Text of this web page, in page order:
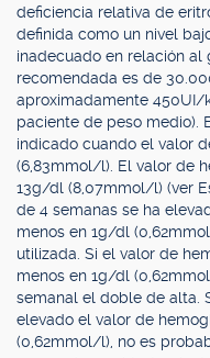
deficiencia relativa de
definida como un nivel
inadecuado en relación al
recomendada es de
aproximadamente 450UI/
paciente de peso medio).
indicado cuando el valor
(6,83mmol/l). El valor de
13g/dl (8,07mmol/l) (ver
de 4 semanas se ha
menos en 1g/dl
utilizada. Si el valor de
menos en 1g/dl
semanal el doble de alta.
elevado el valor de
(0,62mmol/l), no es